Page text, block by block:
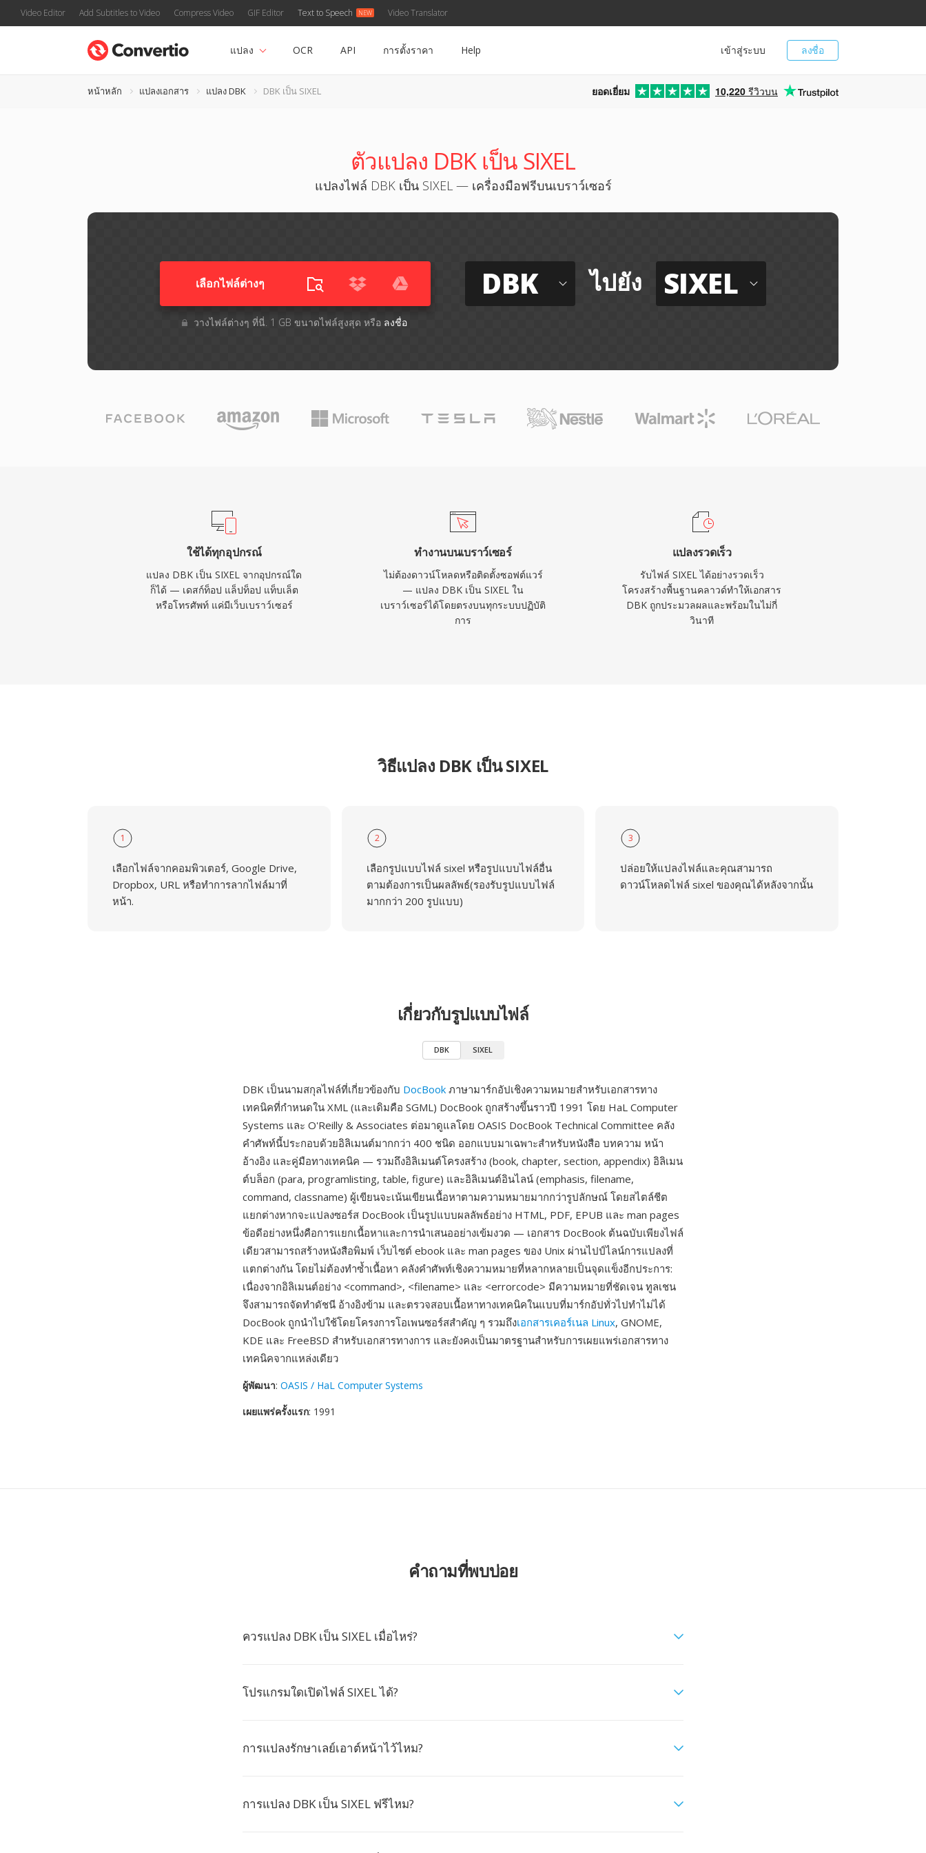
Video Editor Add Subtitles to Video Compress Video GIF Editor Text to Speech Video Translator
ลงชื่อ
เข้าสู่ระบบ
แปลง OCR API การตั้งราคา Help
หน้าหลัก แปลงเอกสาร แปลง DBK DBK เป็น SIXEL ยอดเยี่ยม 10,220 รีวิวบน
ตัวแปลง DBK เป็น SIXEL
แปลงไฟล์ DBK เป็น SIXEL — เครื่องมือฟรีบนเบราว์เซอร์
เลือกไฟล์ต่างๆ​
วางไฟล์ต่างๆ​ ที่นี่. 1 GB ขนาดไฟล์สูงสุด หรือ ลงชื่อ
DBK ไปยัง SIXEL
ใช้ได้ทุกอุปกรณ์
แปลง DBK เป็น SIXEL จากอุปกรณ์ใด
ก็ได้ — เดสก์ท็อป แล็ปท็อป แท็บเล็ต
หรือโทรศัพท์ แค่มีเว็บเบราว์เซอร์
ทำงานบนเบราว์เซอร์
ไม่ต้องดาวน์โหลดหรือติดตั้งซอฟต์แวร์
— แปลง DBK เป็น SIXEL ใน
เบราว์เซอร์ได้โดยตรงบนทุกระบบปฏิบัติ
การ
แปลงรวดเร็ว
รับไฟล์ SIXEL ได้อย่างรวดเร็ว
โครงสร้างพื้นฐานคลาวด์ทำให้เอกสาร
DBK ถูกประมวลผลและพร้อมในไม่กี่
วินาที
วิธีแปลง DBK เป็น SIXEL
1
เลือกไฟล์จากคอมพิวเตอร์, Google Drive,
Dropbox, URL หรือทำการลากไฟล์มาที่
หน้า.
2
เลือกรูปแบบไฟล์ sixel หรือรูปแบบไฟล์อื่น
ตามต้องการเป็นผลลัพธ์(รองรับรูปแบบไฟล์
มากกว่า 200 รูปแบบ)
3
ปล่อยให้แปลงไฟล์และคุณสามารถ
ดาวน์โหลดไฟล์ sixel ของคุณได้หลังจากนั้น
เกี่ยวกับรูปแบบไฟล์
DBK SIXEL
DBK เป็นนามสกุลไฟล์ที่เกี่ยวข้องกับ DocBook ภาษามาร์กอัปเชิงความหมายสำหรับเอกสารทาง
เทคนิคที่กำหนดใน XML (และเดิมคือ SGML) DocBook ถูกสร้างขึ้นราวปี 1991 โดย HaL Computer
Systems และ O'Reilly & Associates ต่อมาดูแลโดย OASIS DocBook Technical Committee คลัง
คำศัพท์นี้ประกอบด้วยอิลิเมนต์มากกว่า 400 ชนิด ออกแบบมาเฉพาะสำหรับหนังสือ บทความ หน้า
อ้างอิง และคู่มือทางเทคนิค — รวมถึงอิลิเมนต์โครงสร้าง (book, chapter, section, appendix) อิลิเมน
ต์บล็อก (para, programlisting, table, figure) และอิลิเมนต์อินไลน์ (emphasis, filename,
command, classname) ผู้เขียนจะเน้นเขียนเนื้อหาตามความหมายมากกว่ารูปลักษณ์ โดยสไตล์ชีต
แยกต่างหากจะแปลงซอร์ส DocBook เป็นรูปแบบผลลัพธ์อย่าง HTML, PDF, EPUB และ man pages
ข้อดีอย่างหนึ่งคือการแยกเนื้อหาและการนำเสนออย่างเข้มงวด — เอกสาร DocBook ต้นฉบับเพียงไฟล์
เดียวสามารถสร้างหนังสือพิมพ์ เว็บไซต์ ebook และ man pages ของ Unix ผ่านไปป์ไลน์การแปลงที่
แตกต่างกัน โดยไม่ต้องทำซ้ำเนื้อหา คลังคำศัพท์เชิงความหมายที่หลากหลายเป็นจุดแข็งอีกประการ:
เนื่องจากอิลิเมนต์อย่าง <command>, <filename> และ <errorcode> มีความหมายที่ชัดเจน ทูลเชน
จึงสามารถจัดทำดัชนี อ้างอิงข้าม และตรวจสอบเนื้อหาทางเทคนิคในแบบที่มาร์กอัปทั่วไปทำไม่ได้
DocBook ถูกนำไปใช้โดยโครงการโอเพนซอร์สสำคัญ ๆ รวมถึงเอกสารเคอร์เนล Linux, GNOME,
KDE และ FreeBSD สำหรับเอกสารทางการ และยังคงเป็นมาตรฐานสำหรับการเผยแพร่เอกสารทาง
เทคนิคจากแหล่งเดียว
ผู้พัฒนา: OASIS / HaL Computer Systems
เผยแพร่ครั้งแรก: 1991
คำถามที่พบบ่อย
ควรแปลง DBK เป็น SIXEL เมื่อไหร่?
โปรแกรมใดเปิดไฟล์ SIXEL ได้?
การแปลงรักษาเลย์เอาต์หน้าไว้ไหม?
การแปลง DBK เป็น SIXEL ฟรีไหม?